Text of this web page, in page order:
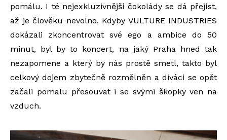
pomálu. I té nejexkluzivnější čokolády se dá přejíst,
až je člověku nevolno. Kdyby VULTURE INDUSTRIES
dokázali zkoncentrovat své ego a ambice do 50
minut, byl by to koncert, na jaký Praha hned tak
nezapomene a který by nás prostě smetl, takto byl
celkový dojem zbytečně rozmělněn a diváci se opět
začali pomalu přesouvat i se svými škopky ven na
vzduch.